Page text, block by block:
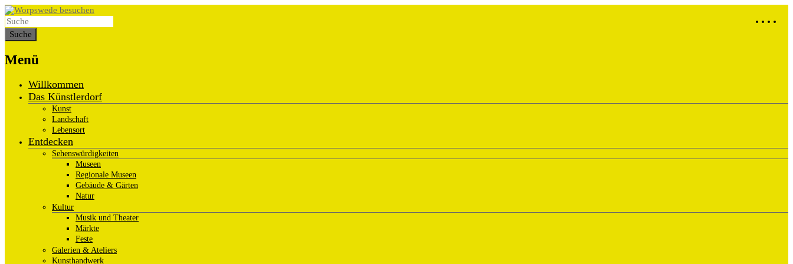
Menü
Willkommen
Das Künstlerdorf
Kunst
Landschaft
Lebensort
Entdecken
Sehenswürdigkeiten
Museen
Regionale Museen
Gebäude & Gärten
Natur
Kultur
Musik und Theater
Märkte
Feste
Galerien & Ateliers
Kunsthandwerk